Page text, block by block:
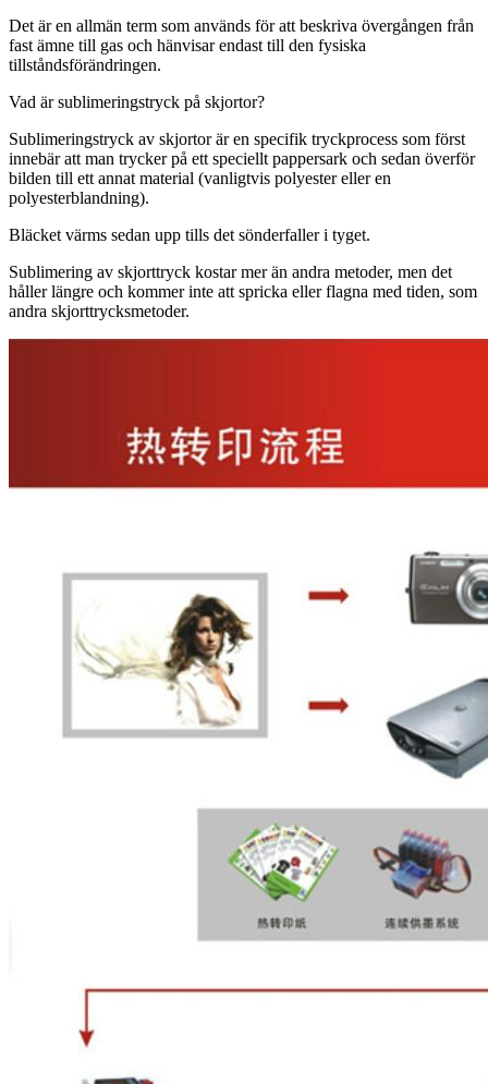
Det är en allmän term som används för att beskriva övergången från
fast ämne till gas och hänvisar endast till den fysiska
tillståndsförändringen.
Vad är sublimeringstryck på skjortor?
Sublimeringstryck av skjortor är en specifik tryckprocess som först
innebär att man trycker på ett speciellt pappersark och sedan överför
bilden till ett annat material (vanligtvis polyester eller en
polyesterblandning).
Bläcket värms sedan upp tills det sönderfaller i tyget.
Sublimering av skjorttryck kostar mer än andra metoder, men det
håller längre och kommer inte att spricka eller flagna med tiden, som
andra skjorttrycksmetoder.